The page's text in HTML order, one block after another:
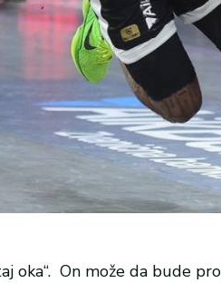
oka“. On može da bude